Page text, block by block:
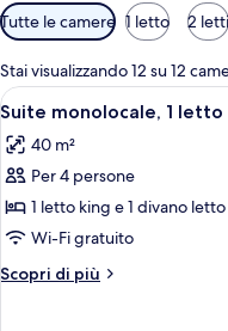
Filtri
disponibili
per
le
camere
Tutte le camere 1 letto 2 letti
Stai visualizzando 12 su 12
Apri
tutte
le
foto
per
Suite
monolocale,
1
6
Suite monolocale, 1
40 m²
Per 4 persone
1 letto king e 1 divano
Wi-Fi gratuito
Scopri di più
Altri